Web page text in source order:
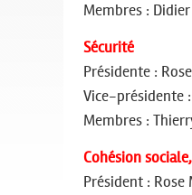
Membres :
Sécurité
Présidente :
Vice-présidente
Membres :
Cohésion sociale,
Président : Rose